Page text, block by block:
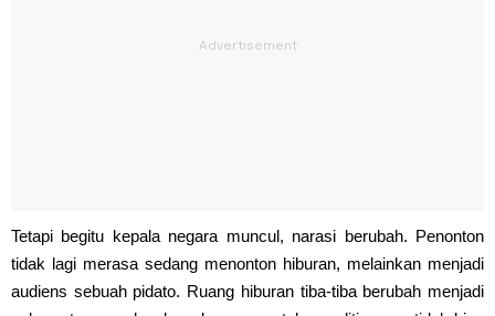
Tetapi begitu kepala negara muncul, narasi berubah. Penonton
tidak lagi merasa sedang menonton hiburan, melainkan menjadi
audiens sebuah pidato. Ruang hiburan tiba-tiba berubah menjadi